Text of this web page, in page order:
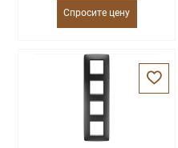
Спросите цену